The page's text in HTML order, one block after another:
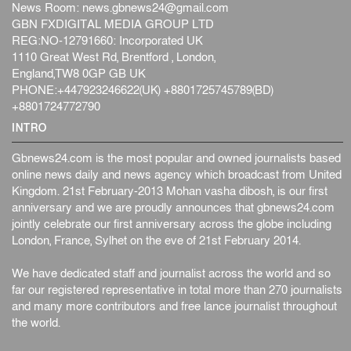
হব...
আন্তর্জাতিক
কেনিয়ায় ১৫ হাতির রহস্যজনক মৃত্যু, সন্দেহের মুখে কীটনাশকের
ব্...
আন্তর্জাতিক
বিদেশি সংবাদমাধ্যমের জন্য নতুন বিধি-নিষেধ পাকিস্তানের
News Room: news.gbnews24@gmail.com
GBN FXDIGITAL MEDIA GROUP LTD
REG:NO-12791660: Incorporated UK
1110 Great West Rd, Brentford , London,
England,TW8 0GP GB UK
PHONE:+447923246622(UK) +8801725745789(BD)
+8801724772790
INTRO
Gbnews24.com is the most popular and owned journalists based
online news daily and news agency which broadcast from United
Kingdom. 21st February-2013 Mohan vasha dibosh, is our first
anniversary and we are proudly announces that gbnews24.com
jointly celebrate our first anniversary across the globe including
London, France, Sylhet on the eve of 21st February 2014.
We have dedicated staff and journalist across the world and so
far our registered representative in total more than 270 journalists
and many more contributors and free lance journalist throughout
the world.